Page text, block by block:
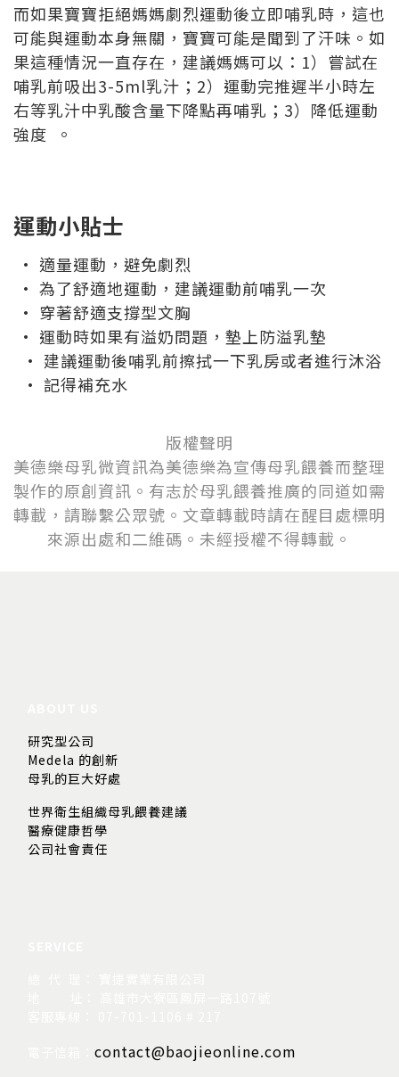
而如果寶寶拒絕媽媽劇烈運動後立即哺乳時，這也
可能與運動本身無關，寶寶可能是聞到了汗味。如
果這種情況一直存在，建議媽媽可以：1）嘗試在
哺乳前吸出3-5ml乳汁；2）運動完推遲半小時左
右等乳汁中乳酸含量下降點再哺乳；3）降低運動
強度 。
運動小貼士
· 適量運動，避免劇烈
· 為了舒適地運動，建議運動前哺乳一次
· 穿著舒適支撐型文胸
· 運動時如果有溢奶問題，墊上防溢乳墊
· 建議運動後哺乳前擦拭一下乳房或者進行沐浴
· 記得補充水
版權聲明
美德樂母乳微資訊為美德樂為宣傳母乳餵養而整理
製作的原創資訊。有志於母乳餵養推廣的同道如需
轉載，請聯繫公眾號。文章轉載時請在醒目處標明
來源出處和二維碼。未經授權不得轉載。
研究型公司
Medela 的創新
母乳的巨大好處
世界衛生組織母乳餵養建議
醫療健康哲學
公司社會責任
contact@baojieonline.com